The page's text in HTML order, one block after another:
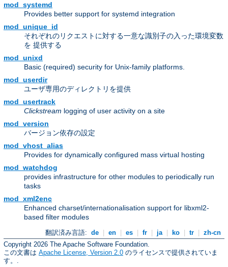
mod_systemd
Provides better support for systemd integration
mod_unique_id
それぞれのリクエストに対する一意な識別子の入った環境変数
を 提供する
mod_unixd
Basic (required) security for Unix-family platforms.
mod_userdir
ユーザ専用のディレクトリを提供
mod_usertrack
Clickstream logging of user activity on a site
mod_version
バージョン依存の設定
mod_vhost_alias
Provides for dynamically configured mass virtual hosting
mod_watchdog
provides infrastructure for other modules to periodically run
tasks
mod_xml2enc
Enhanced charset/internationalisation support for libxml2-
based filter modules
翻訳済み言語: de en es fr ja ko tr
zh-cn
Copyright 2026 The Apache Software Foundation.
この文書は Apache License, Version 2.0 のライセンスで提供されていま
す。.